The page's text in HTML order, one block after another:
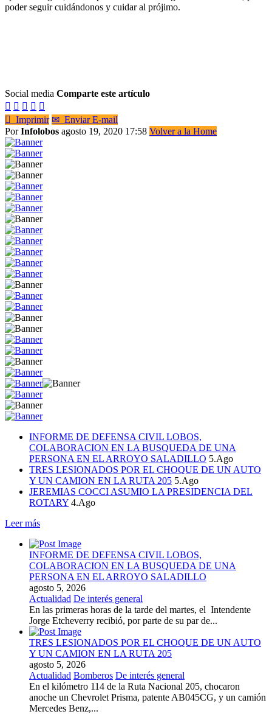
poder seguir cuidándonos y cuidar al prójimo.
Social media Comparte este artículo
    
 Imprimir ✉ Enviar E-mail
PorInfolobos agosto 19, 2020 17:58 Volver a la Home
INFORME DE DEFENSA CIVIL LOBOS,
COLABORACION EN LA BUSQUEDA DE UNA
PERSONA EN EL ARROYO SALADILLO 5.Ago
TRES LESIONADOS POR EL CHOQUE DE UN AUTO
Y UN CAMION EN LA RUTA 205 5.Ago
JEREMIAS COCCI ASUMIO LA PRESIDENCIA DEL
ROTARY 4.Ago
Leer más
INFORME DE DEFENSA CIVIL LOBOS,
COLABORACION EN LA BUSQUEDA DE UNA
PERSONA EN EL ARROYO SALADILLO
agosto 5, 2026
Actualidad De interés general
En las primeras horas de la tarde del martes, el Intendente
Jorge Etcheverry recibió, por parte de su par de...
TRES LESIONADOS POR EL CHOQUE DE UN AUTO
Y UN CAMION EN LA RUTA 205
agosto 5, 2026
Actualidad Bomberos De interés general
En el kilómetro 114 de la Ruta Nacional 205, chocaron
anoche un Chevrolet Prisma, patente AB045CG, y un camión
Mercedes Benz,...